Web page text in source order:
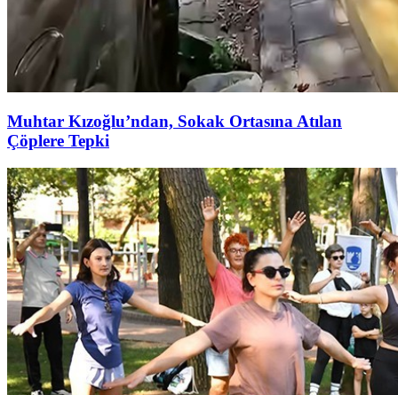
Muhtar Kızoğlu’ndan, Sokak Ortasına Atılan
Çöplere Tepki